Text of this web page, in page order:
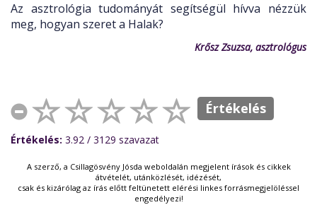
Az asztrológia tudományát segítségül hívva nézzük
meg, hogyan szeret a Halak?
Krősz Zsuzsa, asztrológus
Értékelés
Értékelés: 3.92 / 3129 szavazat
A szerző, a Csillagösvény Jósda weboldalán megjelent írások és cikkek
átvételét, utánközlését, idézését,
csak és kizárólag az írás előtt feltünetett elérési linkes forrásmegjelöléssel
engedélyezi!